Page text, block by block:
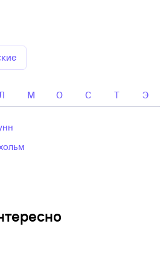
М О С Т Э
отправления, вы сможете